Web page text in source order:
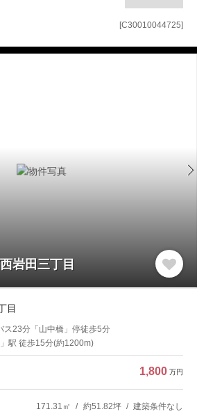
[C30010044725]
岩田三丁目
目
ス23分「山中橋」停徒歩5分
駅 徒歩15分(約1200m)
1,800 万円
171.31㎡ 約51.82坪 建築条件なし